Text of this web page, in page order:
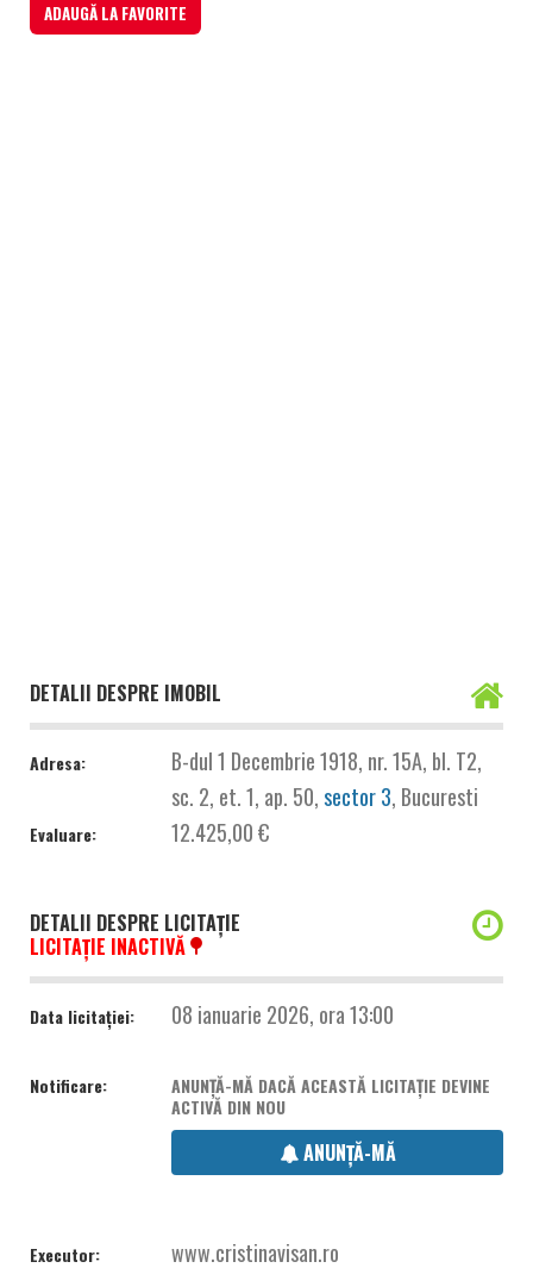
ADAUGĂ LA FAVORITE
DETALII DESPRE IMOBIL
Adresa:
B-dul 1 Decembrie 1918, nr. 15A, bl. T2,
sc. 2, et. 1, ap. 50,sector 3, Bucuresti
Evaluare: 12.425,00 €
DETALII DESPRE LICITAȚIE
LICITAȚIE INACTIVĂ
Data licitației: 08 ianuarie 2026, ora 13:00
Notificare:
ANUNȚĂ-MĂ DACĂ ACEASTĂ LICITAȚIE DEVINE
ACTIVĂ DIN NOU
ANUNȚĂ-MĂ
Executor: www.cristinavisan.ro